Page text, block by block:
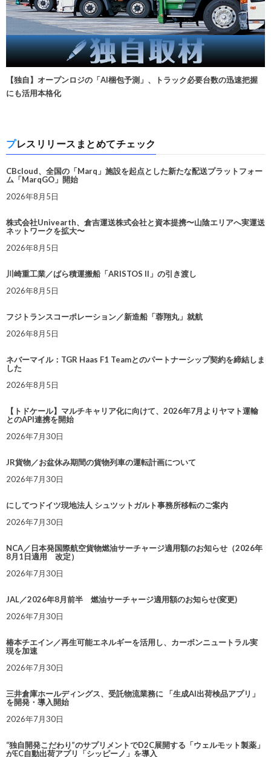
【独自】オープンロジの「AI梱包予測」、トラック必要台数の迅速把握
にも活用本格化
プレスリリースまとめてチェック
CBcloud、全国の「Marq」施設を起点とした新たな配送プラットフォー
ム「MarqGO」開始
2026年8月5日
株式会社Univearth、倉吉運送株式会社と資本提携〜山陰エリアへ実運送
ネットワークを拡大〜
2026年8月5日
川崎重工業／ばら積運搬船「ARISTOS II」の引き渡し
2026年8月5日
フジトランスコーポレーション／新造船「蓉翔丸」就航
2026年8月5日
ネバーマイル：TGR Haas F1 Teamとのパートナーシップ契約を締結しま
した
2026年8月5日
【トドケール】マルチキャリア化に向けて、2026年7月よりヤマト運輸
とのAPI連携を開始
2026年7月30日
JR貨物／お盆休み期間の貨物列車の運転計画について
2026年7月30日
にしてつドイツ現地法人 シュツットガルト事務所移転のご案内
2026年7月30日
NCA／日本発国際航空貨物燃油サーチャージ適用額のお知らせ（2026年
8月1日適用 改定）
2026年7月30日
JAL／2026年8月前半 燃油サーチャージ適用額のお知らせ(変更)
2026年7月30日
椿本チエイン／再生可能エネルギーを活用し、カーボンニュートラル実
現を加速
2026年7月30日
三井倉庫ホールディングス、受託物流業務に 「生成AI出荷検品アプリ」
を開発・導入開始
2026年7月30日
“独自開発こだわり”のサプリメントでD2C展開する「ウェルモット製薬」
がEC自動出荷アプリ「シッピーノ」を導入